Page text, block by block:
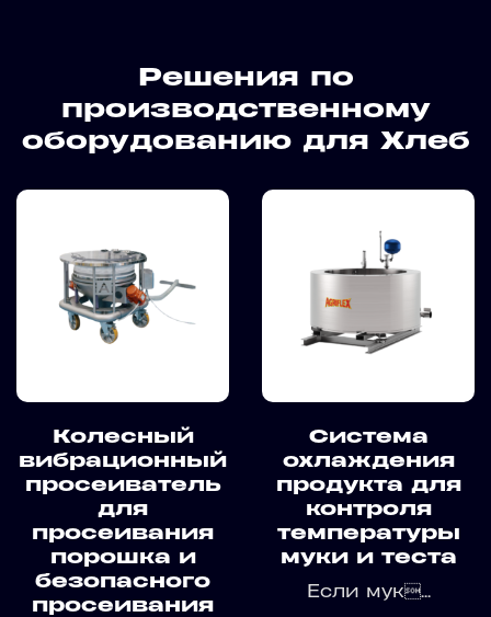
Решения по
производственному
оборудованию для Хлеб
Колесный
вибрационный
просеиватель
для
просеивания
порошка и
безопасного
просеивания
Система
охлаждения
продукта для
контроля
температуры
муки и теста
Если мук...